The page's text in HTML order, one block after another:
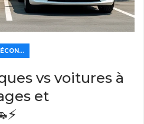
🌿 ÉCOLOGIE ET ÉCONOMIE
vs voitures à
et